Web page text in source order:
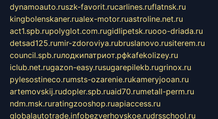
dynamoauto.ruszk-favorit.rucarlines.ruflatnsk.ru
kingbolenskaner.rualex-motor.ruastroline.net.ru
act1.spb.rupolyglot.com.rugidlipetsk.ruooo-driada.ru
detsad125.rumir-zdoroviya.rubruslanovo.rusiterem.ru
council.spb.ruлодкипатриот.рфkafekolizey.ru
iclub.net.rugazon-easy.rusugarepilekb.rugrinox.ru
pylesostineco.rumsts-ozarenie.rukameryjooan.ru
artemovskij.rudopler.spb.ruaid70.rumetall-perm.ru
ndm.msk.ruratingzooshop.ruapiaccess.ru
globalautotrade.infobezverhovskoe.rudrsschool.ru